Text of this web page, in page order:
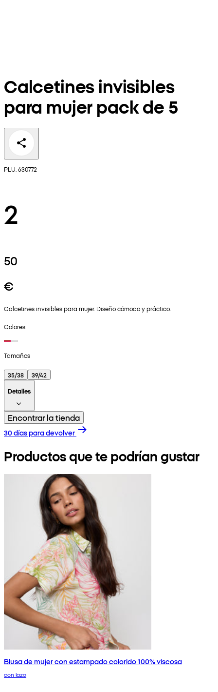
Calcetines invisibles
para mujer pack de 5
PLU: 630772
2
50
€
Calcetines invisibles para mujer. Diseño cómodo y práctico.
Colores
Tamaños
35/38
39/42
Detalles
Encontrar la tienda
30 días para devolver
Productos que te podrían gustar
Blusa de mujer con estampado colorido 100% viscosa
con lazo